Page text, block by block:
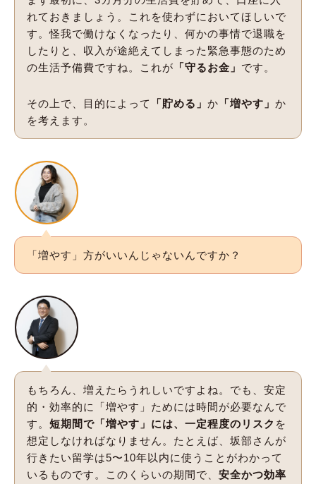
れておきましょう。これを使わずにおいてほしいで
す。怪我で働けなくなったり、何かの事情で退職を
したりと、収入が途絶えてしまった緊急事態のため
の生活予備費ですね。これが 「守るお金」 です。
その上で、目的によって 「貯める」 か 「増やす」 か
を考えます。
「増やす」方がいいんじゃないんですか？
もちろん、増えたらうれしいですよね。でも、安定
的・効率的に「増やす」ためには時間が必要なんで
す。 短期間で「増やす」には、一定程度のリスク を
想定しなければなりません。たとえば、坂部さんが
行きたい留学は5〜10年以内に使うことがわかって
いるものです。このくらいの期間で、 安全かつ効率